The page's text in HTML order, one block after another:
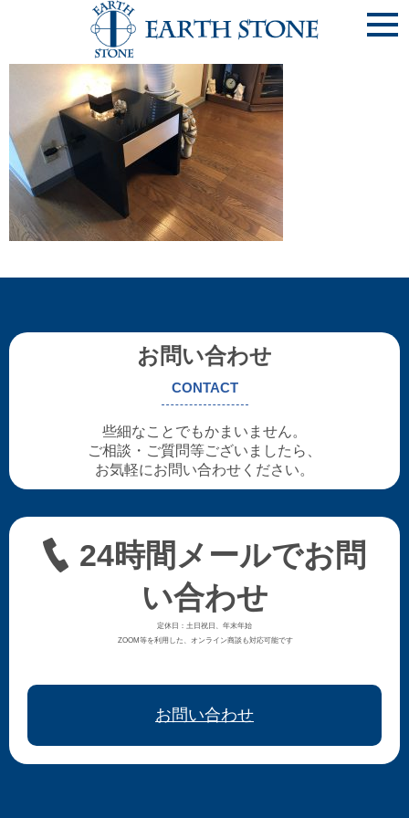
お問い合わせ
CONTACT
些細なことでもかまいません。
ご相談・ご質問等ございましたら、
お気軽にお問い合わせください。
24時間メールでお問
い合わせ
定休日：土日祝日、年末年始
ZOOM等を利用した、オンライン商談も対応可能です
お問い合わせ